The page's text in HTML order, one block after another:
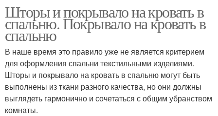
Шторы и покрывало на кровать в
спальню. Покрывало на кровать в
спальню
В наше время это правило уже не является критерием
для оформления спальни текстильными изделиями.
Шторы и покрывало на кровать в спальню могут быть
выполнены из ткани разного качества, но они должны
выглядеть гармонично и сочетаться с общим убранством
комнаты.